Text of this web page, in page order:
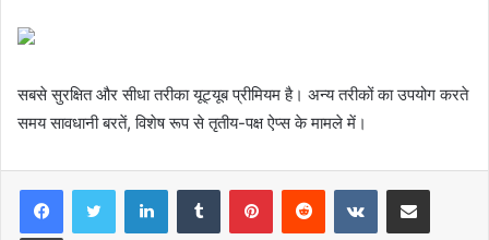
सबसे सुरक्षित और सीधा तरीका यूट्यूब प्रीमियम है। अन्य तरीकों का उपयोग करते
समय सावधानी बरतें, विशेष रूप से तृतीय-पक्ष ऐप्स के मामले में।